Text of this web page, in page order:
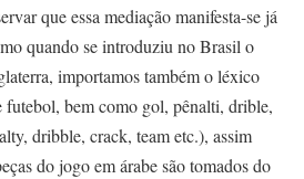
que essa mediação manifesta-se já
quando se introduziu no Brasil o
importamos também o léxico
bem como gol, pênalti, drible,
dribble, crack, team etc.), assim
do jogo em árabe são tomados do